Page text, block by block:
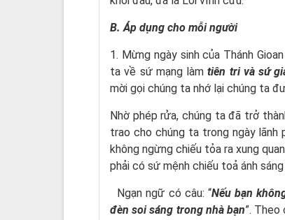
B. Áp dụng cho mỗi người
1. Mừng ngày sinh của Thánh
ta về sứ mạng làmtiên tri và sứ
mời gọi chúng ta nhớ lại chúng ta
Nhờ phép rửa, chúng ta đã trở
trao cho chúng ta trong ngày lãnh
không ngừng chiếu tỏa ra xung
phải có sứ mệnh chiếu toả ánh
Ngạn ngữ có câu: “Nếu bạn
đèn soi sáng trong nhà bạn”.